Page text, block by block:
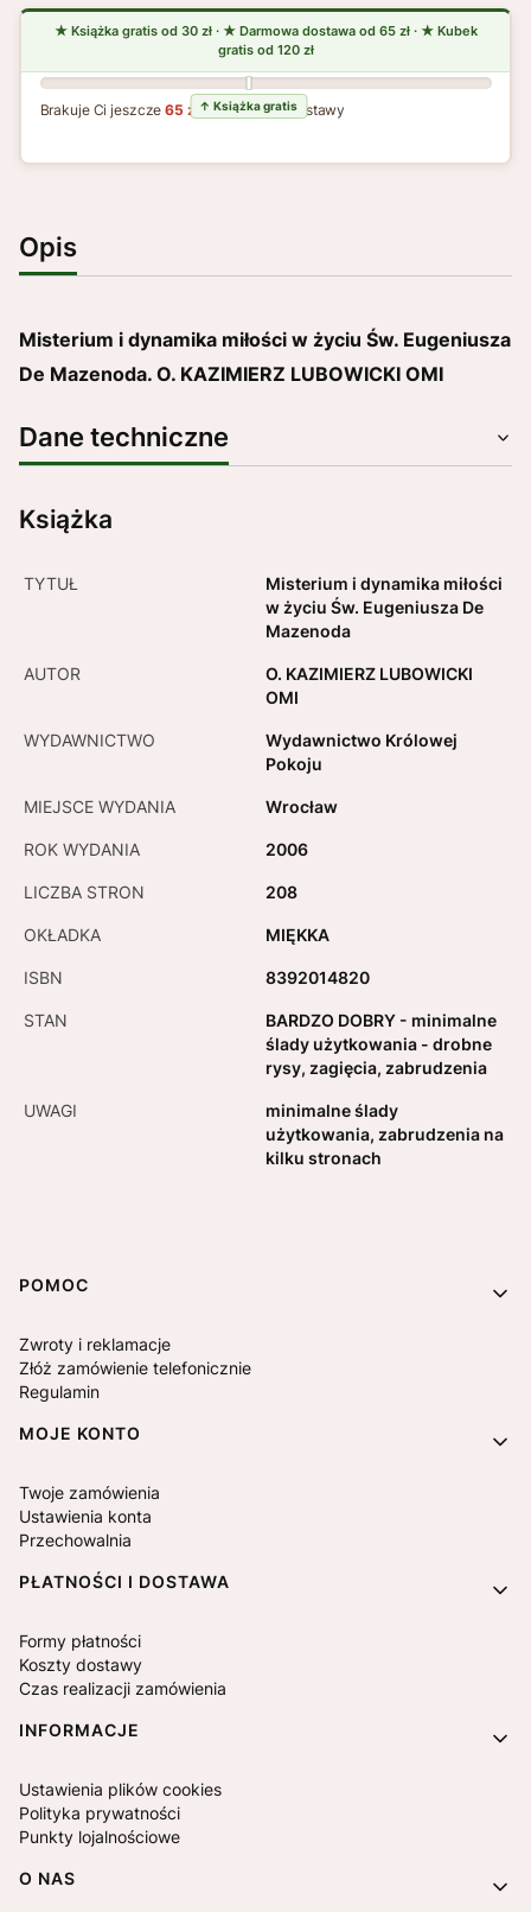
Brakuje Ci jeszcze65 zł do darmowej dostawy
Opis
Misterium i dynamika miłości w życiu Św. Eugeniusza
De Mazenoda. O. KAZIMIERZ LUBOWICKI OMI
Dane techniczne
Książka
TYTUŁ
Misterium i dynamika miłości
w życiu Św. Eugeniusza De
Mazenoda
AUTOR
O. KAZIMIERZ LUBOWICKI
OMI
WYDAWNICTWO
Wydawnictwo Królowej
Pokoju
MIEJSCE WYDANIA Wrocław
ROK WYDANIA 2006
LICZBA STRON 208
OKŁADKA MIĘKKA
ISBN 8392014820
STAN
BARDZO DOBRY - minimalne
ślady użytkowania - drobne
rysy, zagięcia, zabrudzenia
UWAGI
minimalne ślady
użytkowania, zabrudzenia na
kilku stronach
Linki w stopce
POMOC
Zwroty i reklamacje
Złóż zamówienie telefonicznie
Regulamin
MOJE KONTO
Twoje zamówienia
Ustawienia konta
Przechowalnia
PŁATNOŚCI I DOSTAWA
Formy płatności
Koszty dostawy
Czas realizacji zamówienia
INFORMACJE
Ustawienia plików cookies
Polityka prywatności
Punkty lojalnościowe
O NAS